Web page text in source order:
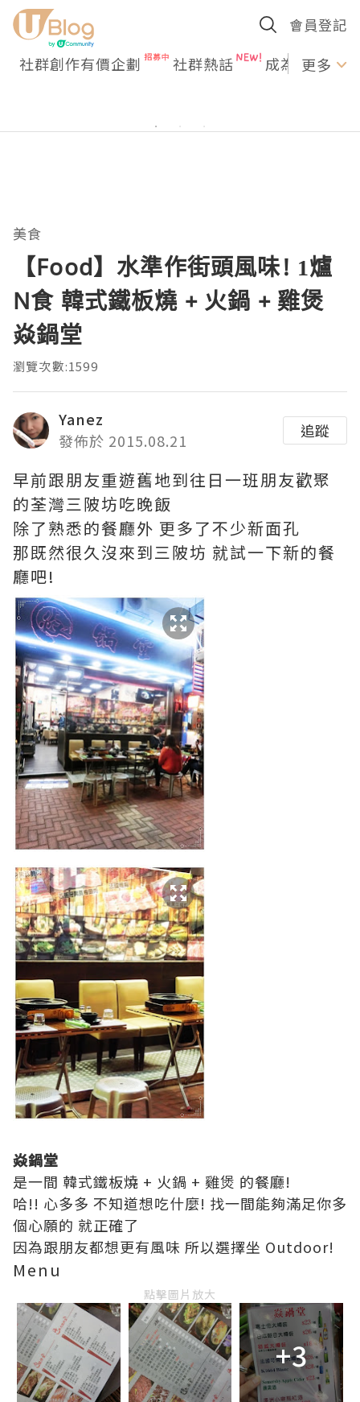
會員登記
社群創作有價企劃 社群熱話 成為U更多
美食
【Food】水準作街頭風味! 1爐
N食 韓式鐵板燒 + 火鍋 + 雞煲
焱鍋堂
瀏覽次數:1599
Yanez
發佈於 2015.08.21
追蹤
早前跟朋友重遊舊地到往日一班朋友歡聚
的荃灣三陂坊吃晚飯
除了熟悉的餐廳外 更多了不少新面孔
那既然很久沒來到三陂坊 就試一下新的餐
廳吧!
焱鍋堂
是一間 韓式鐵板燒 + 火鍋 + 雞煲 的餐廳!
哈!! 心多多 不知道想吃什麼! 找一間能夠滿足你多
個心願的 就正確了
因為跟朋友都想更有風味 所以選擇坐 Outdoor!
Menu
點擊圖片放大
+3